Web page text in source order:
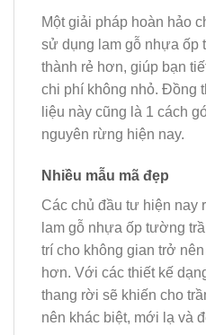
Một giải pháp hoàn hảo
sử dụng lam gỗ nhựa ốp
thành rẻ hơn, giúp bạn
chi phí không nhỏ. Đồng
liệu này cũng là 1 cách
nguyên rừng hiện nay.
Nhiều mẫu mã đẹp
Các chủ đầu tư hiện nay
lam gỗ nhựa ốp tường
trí cho không gian trở
hơn. Với các thiết kế
thang rời sẽ khiến cho
nên khác biệt, mới lạ và